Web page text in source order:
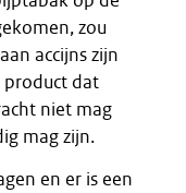
zou
accijns zijn
dat
niet mag
mag zijn.
en er is een